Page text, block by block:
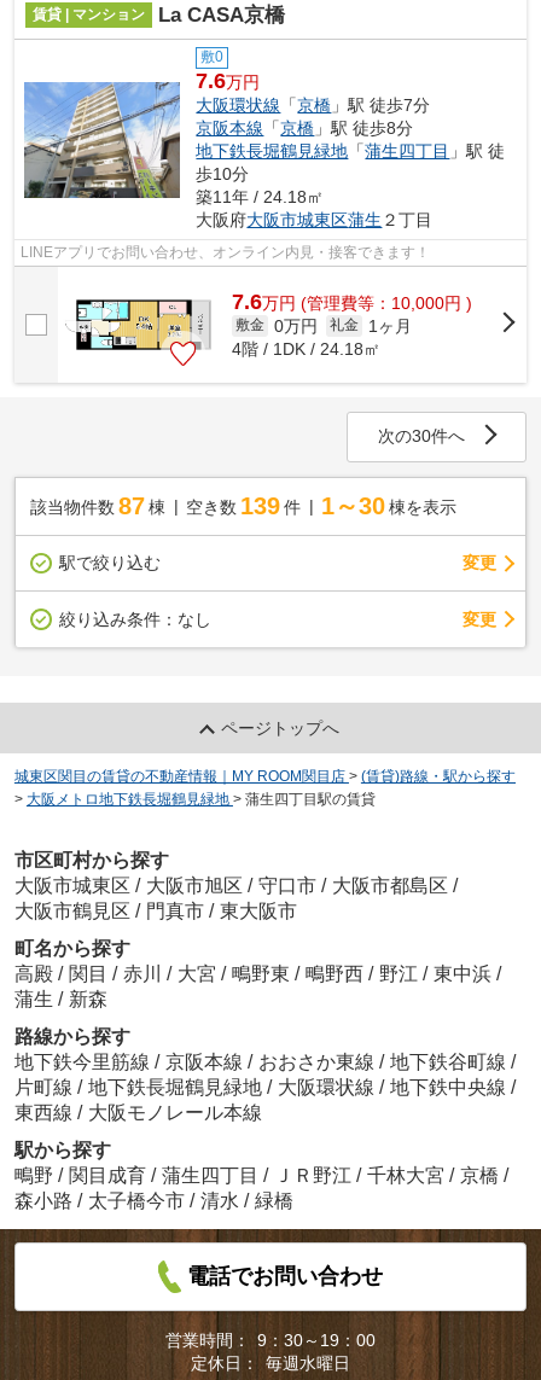
賃貸 | マンション La CASA京橋
敷0
7.6万円
大阪環状線 「京橋 」駅 徒歩7分
京阪本線 「京橋 」駅 徒歩8分
地下鉄長堀鶴見緑地 「蒲生四丁目 」駅 徒
歩10分
築11年 / 24.18㎡
大阪府大阪市城東区蒲生 ２丁目
LINEアプリでお問い合わせ、オンライン内見・接客できます！
7.6万円 (管理費等：10,000円 )
敷金 0万円 礼金
1ヶ月
4階 / 1DK / 24.18㎡
次の30件へ
該当物件数 87棟 空き数 139 件 1～30 棟を表示
駅で絞り込む 変更
絞り込み条件： なし 変更
ページトップへ
城東区関目の賃貸の不動産情報｜MY ROOM関目店 > (賃貸)路線・駅から探す
> 大阪メトロ地下鉄長堀鶴見緑地 > 蒲生四丁目駅の賃貸
市区町村から探す
大阪市城東区 / 大阪市旭区 / 守口市 / 大阪市都島区 /
大阪市鶴見区 / 門真市 / 東大阪市
町名から探す
高殿 / 関目 / 赤川 / 大宮 / 鴫野東 / 鴫野西 / 野江 / 東中浜 /
蒲生 / 新森
路線から探す
地下鉄今里筋線 / 京阪本線 / おおさか東線 / 地下鉄谷町線 /
片町線 / 地下鉄長堀鶴見緑地 / 大阪環状線 / 地下鉄中央線 /
東西線 / 大阪モノレール本線
駅から探す
鴫野 / 関目成育 / 蒲生四丁目 / ＪＲ野江 / 千林大宮 / 京橋 /
森小路 / 太子橋今市 / 清水 / 緑橋
電話でお問い合わせ
営業時間：
9：30～19：00
定休日：
毎週水曜日